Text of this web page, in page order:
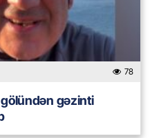
78
gəzinti